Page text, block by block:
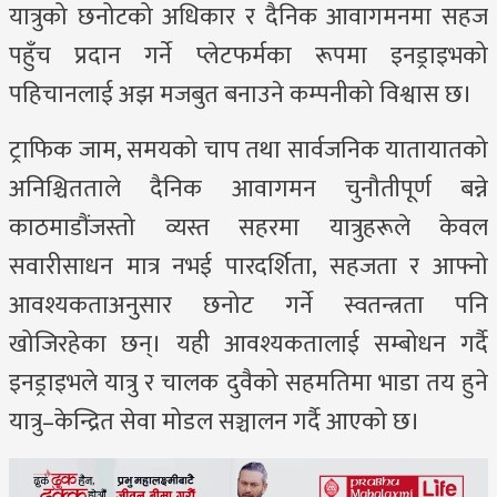
यात्रुको छनोटको अधिकार र दैनिक आवागमनमा सहज
पहुँच प्रदान गर्ने प्लेटफर्मका रूपमा इनड्राइभको
पहिचानलाई अझ मजबुत बनाउने कम्पनीको विश्वास छ।
ट्राफिक जाम, समयको चाप तथा सार्वजनिक यातायातको
अनिश्चितताले दैनिक आवागमन चुनौतीपूर्ण बन्ने
काठमाडौंजस्तो व्यस्त सहरमा यात्रुहरूले केवल
सवारीसाधन मात्र नभई पारदर्शिता, सहजता र आफ्नो
आवश्यकताअनुसार छनोट गर्ने स्वतन्त्रता पनि
खोजिरहेका छन्। यही आवश्यकतालाई सम्बोधन गर्दै
इनड्राइभले यात्रु र चालक दुवैको सहमतिमा भाडा तय हुने
यात्रु–केन्द्रित सेवा मोडल सञ्चालन गर्दै आएको छ।